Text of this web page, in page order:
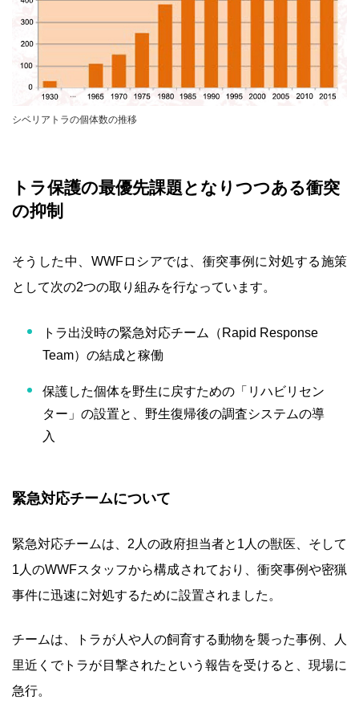
シベリアトラの個体数の推移
トラ保護の最優先課題となりつつある衝突
の抑制
そうした中、WWFロシアでは、衝突事例に対処する施策
として次の2つの取り組みを行なっています。
トラ出没時の緊急対応チーム（Rapid Response
Team）の結成と稼働
保護した個体を野生に戻すための「リハビリセン
ター」の設置と、野生復帰後の調査システムの導
入
緊急対応チームについて
緊急対応チームは、2人の政府担当者と1人の獣医、そして
1人のWWFスタッフから構成されており、衝突事例や密猟
事件に迅速に対処するために設置されました。
チームは、トラが人や人の飼育する動物を襲った事例、人
里近くでトラが目撃されたという報告を受けると、現場に
急行。